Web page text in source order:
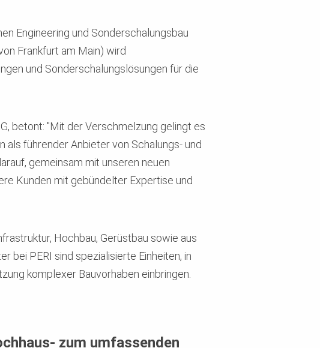
Engineering und Sonderschalungsbau
Frankfurt am Main) wird
und Sonderschalungslösungen für die
betont: "Mit der Verschmelzung gelingt es
als führender Anbieter von Schalungs- und
gemeinsam mit unseren neuen
Kunden mit gebündelter Expertise und
Hochbau, Gerüstbau sowie aus
bei PERI sind spezialisierte Einheiten, in
komplexer Bauvorhaben einbringen.
zum umfassenden